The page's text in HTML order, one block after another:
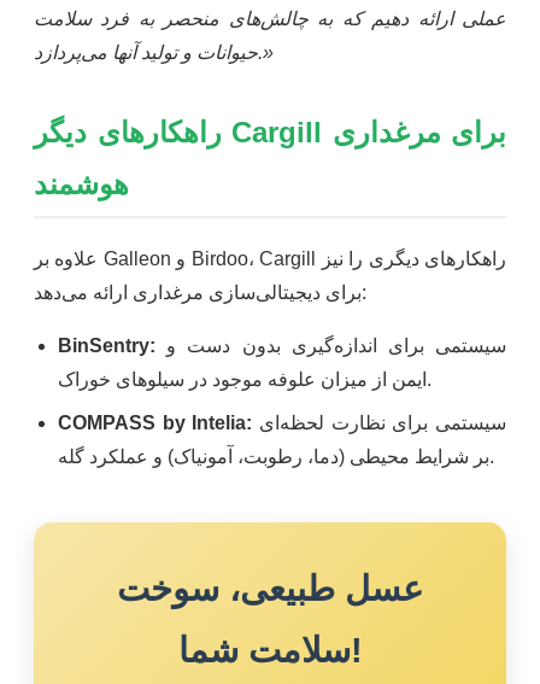
عملی ارائه دهیم که به چالش‌های منحصر به فرد سلامت
حیوانات و تولید آنها می‌پردازد.»
راهکارهای دیگر Cargill برای مرغداری
هوشمند
علاوه بر Galleon و Birdoo، Cargill راهکارهای دیگری را نیز
برای دیجیتالی‌سازی مرغداری ارائه می‌دهد:
BinSentry:
ایمن از میزان علوفه موجود در سیلوهای خوراک.
COMPASS by Intelia:
بر شرایط محیطی (دما، رطوبت، آمونیاک) و عملکرد گله.
عسل طبیعی، سوخت
سلامت شما!